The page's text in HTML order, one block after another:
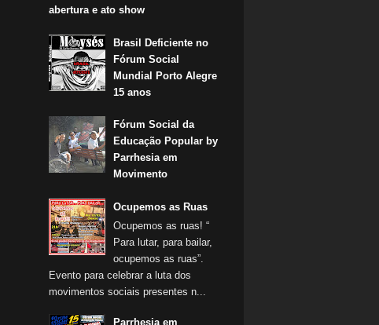
abertura e ato show
Brasil Deficiente no
Fórum Social
Mundial Porto Alegre
15 anos
Fórum Social da
Educação Popular by
Parrhesia em
Movimento
Ocupemos as Ruas
Ocupemos as ruas! “
Para lutar, para bailar,
ocupemos as ruas”.
Evento para celebrar a luta dos
movimentos sociais presentes n...
Parrhesia em